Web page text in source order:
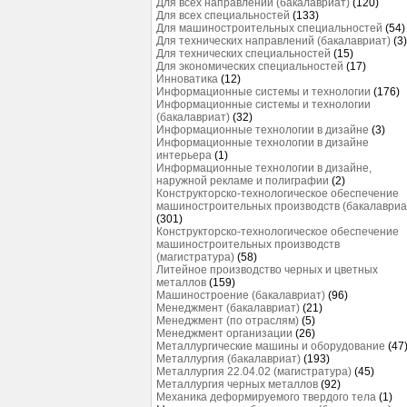
Для всех направлений (бакалавриат) (120)
Для всех специальностей (133)
Для машиностроительных специальностей (54)
Для технических направлений (бакалавриат) (3)
Для технических специальностей (15)
Для экономических специальностей (17)
Инноватика (12)
Информационные системы и технологии (176)
Информационные системы и технологии
(бакалавриат) (32)
Информационные технологии в дизайне (3)
Информационные технологии в дизайне
интерьера (1)
Информационные технологии в дизайне,
наружной рекламе и полиграфии (2)
Конструкторско-технологическое обеспечение
машиностроительных производств
(301)
Конструкторско-технологическое обеспечение
машиностроительных производств
(магистратура) (58)
Литейное производство черных и цветных
металлов (159)
Машиностроение (бакалавриат) (96)
Менеджмент (бакалавриат) (21)
Менеджмент (по отраслям) (5)
Менеджмент организации (26)
Металлургические машины и оборудование (47)
Металлургия (бакалавриат) (193)
Металлургия 22.04.02 (магистратура) (45)
Металлургия черных металлов (92)
Механика деформируемого твердого тела (1)